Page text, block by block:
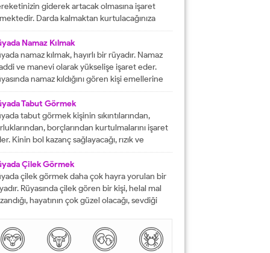
giderek artacak olmasına işaret
Darda kalmaktan kurtulacağınıza
eder ve engelleri yok edeceğinizi
İyi bir hayata sahip olmanızın
tüm pürüzlerin yok olacağını işaret
Emeklerinizin heba olmayacağını
rüyalardan birisi şeklinde
Rüyada altın bileklik görmek,
giderek artacak olmasına delalet
Namaz Kılmak
namaz kılmak, hayırlı bir rüyadır. Namaz
ve manevi olarak yükselişe işaret eder.
namaz kıldığını gören kişi emellerine
zamanda ulaşır. Namaz, rüya da olsa kişinin
güçleneceğini ve Allah tarafından
bir kişi olduğunu gösterir. Rüyalarımızda
çoğunlukla gerçek hayatla birebir
Rüyalarımızda...
Tabut Görmek
tabut görmek kişinin sıkıntılarından,
borçlarından kurtulmalarını işaret
Kinin bol kazanç sağlayacağı, rızık ve
anlamına gelir. Rüya sırasında tabut
aynı zaman da kişinin bahtının ve
kapanmış olduğunu ifade eder. Rüyada
görmek aynı zamanda kişinin yol hazırlığına
anlamına gelir....
Çilek Görmek
çilek görmek daha çok hayra yorulan bir
Rüyasında çilek gören bir kişi, helal mal
hayatının çok güzel olacağı, sevdiği
çoğunlukla aşkı ve tutkuyu da delalet eder.
rüyasında çilek gördü mü daha çok bol